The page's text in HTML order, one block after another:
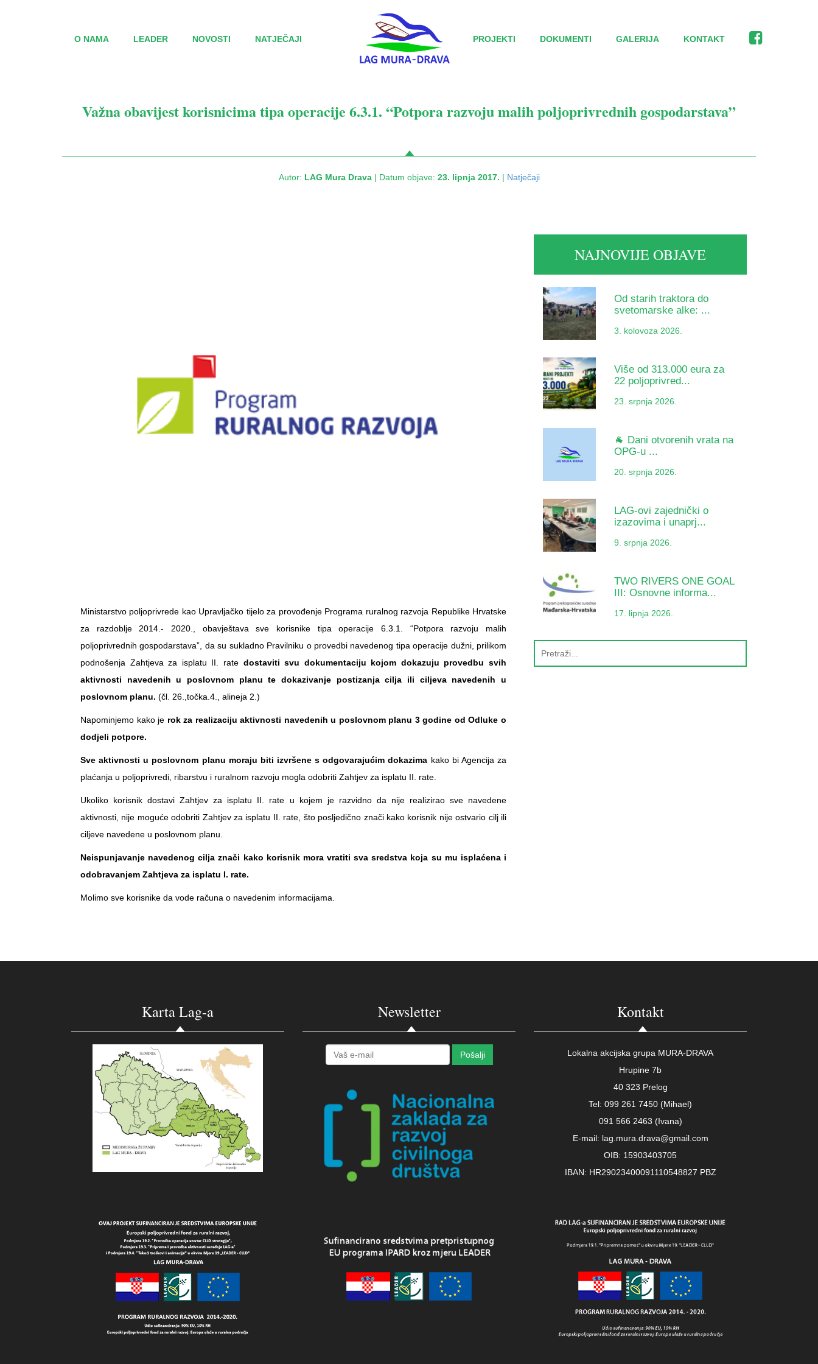
O NAMA LEADER NOVOSTI NATJEČAJI PROJEKTI DOKUMENTI GALERIJA KONTAKT
Važna obavijest korisnicima tipa operacije 6.3.1. “Potpora razvoju malih poljoprivrednih gospodarstava”
Autor: LAG Mura Drava| Datum objave: 23. lipnja 2017. | Natječaji
Ministarstvo poljoprivrede kao Upravljačko tijelo za provođenje Programa ruralnog razvoja Republike Hrvatske
za razdoblje 2014.- 2020., obavještava sve korisnike tipa operacije 6.3.1. “Potpora razvoju malih
poljoprivrednih gospodarstava”, da su sukladno Pravilniku o provedbi navedenog tipa operacije dužni, prilikom
podnošenja Zahtjeva za isplatu II. rate dostaviti svu dokumentaciju kojom dokazuju provedbu svih
aktivnosti navedenih u poslovnom planu te dokazivanje postizanja cilja ili ciljeva navedenih u
poslovnom planu. (čl. 26.,točka.4., alineja 2.)
Napominjemo kako je rok za realizaciju aktivnosti navedenih u poslovnom planu 3 godine od Odluke o
dodjeli potpore.
Sve aktivnosti u poslovnom planu moraju biti izvršene s odgovarajućim dokazima kako bi Agencija za
plaćanja u poljoprivredi, ribarstvu i ruralnom razvoju mogla odobriti Zahtjev za isplatu II. rate.
Ukoliko korisnik dostavi Zahtjev za isplatu II. rate u kojem je razvidno da nije realizirao sve navedene
aktivnosti, nije moguće odobriti Zahtjev za isplatu II. rate, što posljedično znači kako korisnik nije ostvario cilj ili
ciljeve navedene u poslovnom planu.
Neispunjavanje navedenog cilja znači kako korisnik mora vratiti sva sredstva koja su mu isplaćena i
odobravanjem Zahtjeva za isplatu I. rate.
Molimo sve korisnike da vode računa o navedenim informacijama.
NAJNOVIJE OBJAVE
Od starih traktora do
svetomarske alke: ...
3. kolovoza 2026.
Više od 313.000 eura za
22 poljoprivred...
23. srpnja 2026.
🐐 Dani otvorenih vrata na
OPG-u ...
20. srpnja 2026.
LAG-ovi zajednički o
izazovima i unaprj...
9. srpnja 2026.
TWO RIVERS ONE GOAL
III: Osnovne informa...
17. lipnja 2026.
Karta Lag-a Newsletter Kontakt
Lokalna akcijska grupa MURA-DRAVA
Hrupine 7b
40 323 Prelog
Tel: 099 261 7450 (Mihael)
091 566 2463 (Ivana)
E-mail: lag.mura.drava@gmail.com
OIB: 15903403705
IBAN: HR29023400091110548827 PBZ